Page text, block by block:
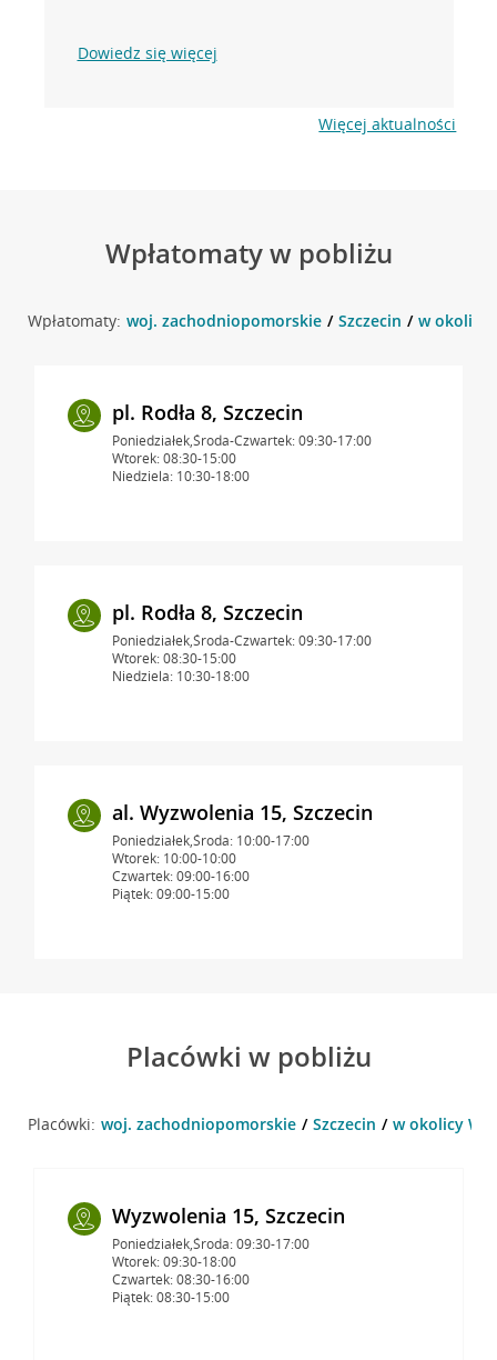
Dowiedz się więcej
Więcej aktualności
Wpłatomaty w pobliżu
Wpłatomaty: woj. zachodniopomorskie Szczecin w okolicy
pl. Rodła 8, Szczecin
Poniedziałek,Środa-Czwartek: 09:30-17:00
Wtorek: 08:30-15:00
Niedziela: 10:30-18:00
pl. Rodła 8, Szczecin
Poniedziałek,Środa-Czwartek: 09:30-17:00
Wtorek: 08:30-15:00
Niedziela: 10:30-18:00
al. Wyzwolenia 15, Szczecin
Poniedziałek,Środa: 10:00-17:00
Wtorek: 10:00-10:00
Czwartek: 09:00-16:00
Piątek: 09:00-15:00
Placówki w pobliżu
Placówki: woj. zachodniopomorskie Szczecin w okolicy
Wyzwolenia 15, Szczecin
Poniedziałek,Środa: 09:30-17:00
Wtorek: 09:30-18:00
Czwartek: 08:30-16:00
Piątek: 08:30-15:00